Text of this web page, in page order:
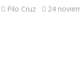
Pilo Cruz 24